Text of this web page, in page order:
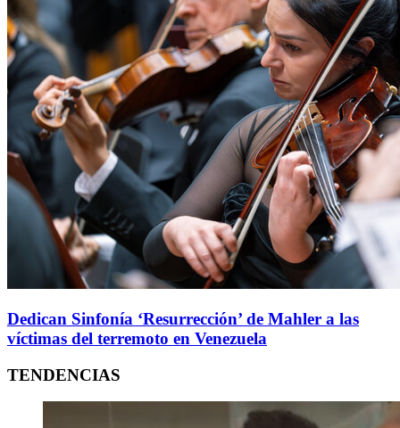
Dedican Sinfonía ‘Resurrección’ de Mahler a las
víctimas del terremoto en Venezuela
TENDENCIAS